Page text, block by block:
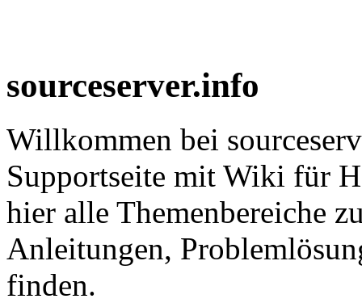
sourceserver.info
Willkommen bei
Supportseite mit Wiki für
hier alle Themenbereiche
Anleitungen,
finden.